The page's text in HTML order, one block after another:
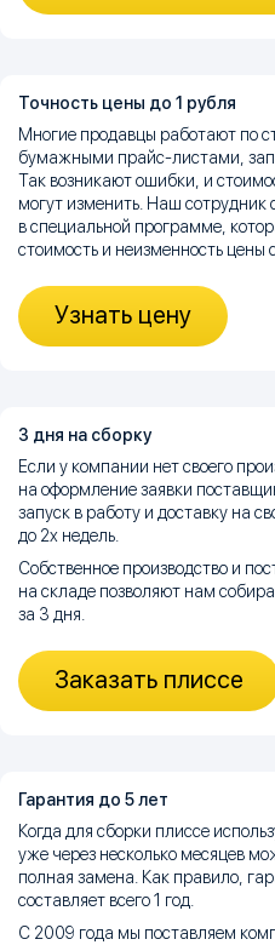
Точность цены до 1 рубля
Многие продавцы работают по
бумажными прайс-листами,
Так возникают ошибки, и
могут изменить. Наш сотрудник
в специальной программе,
стоимость и неизменность цены
Узнать цену
3 дня на сборку
Если у компании нет своего
на оформление заявки
запуск в работу и доставку на
до 2х недель.
Собственное производство и
на складе позволяют нам
за 3 дня.
Заказать плиссе
Гарантия до 5 лет
Когда для сборки плиссе
уже через несколько месяцев
полная замена. Как правило,
составляет всего 1 год.
С 2009 года мы поставляем